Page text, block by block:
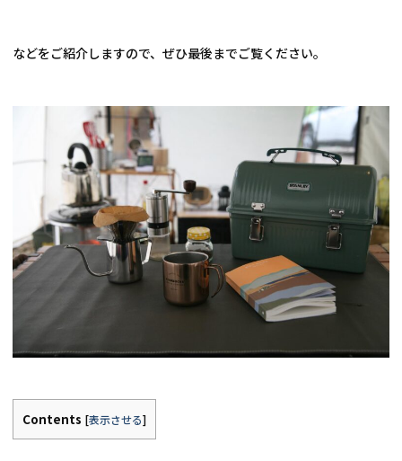
などをご紹介しますので、ぜひ最後までご覧ください。
Contents [表示させる]